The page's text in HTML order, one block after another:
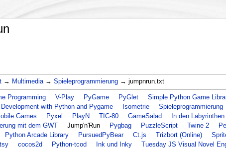
→ Multimedia→ Spieleprogrammierung→ jumpnrun.txt
Programming V-Play PyGame PyGlet Simple Python Game
with Python and Pygame
Isometrie Spieleprogrammierung
Games Pyxel PlayN TIC-80 GameSalad
In den
mit dem GWT
Jump'n'Run Pygbag PuzzleScript Twine 2
Python Arcade Library PursuedPyBear Ct.js Trizbort (Online)
cocos2d Python-tcod Ink und Inky Tuesday JS Visual Novel